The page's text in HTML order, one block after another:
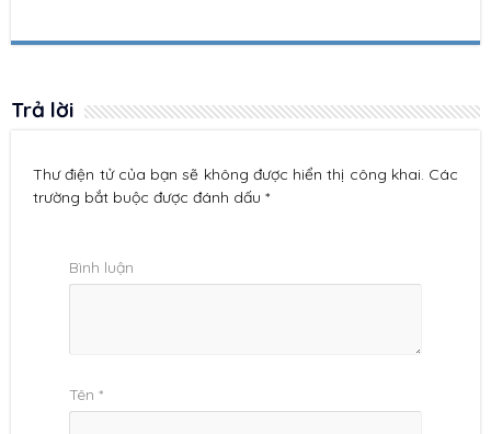
Trả lời
Thư điện tử của bạn sẽ không được hiển thị công khai. Các
trường bắt buộc được đánh dấu *
Bình luận
Tên *